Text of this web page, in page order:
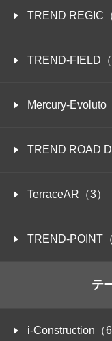
TREND REGIC（
TREND-FIELD（
Mercury-Evoluto
TREND ROAD
TerraceAR（3）
TREND-POINT（
テ
i-Construction（